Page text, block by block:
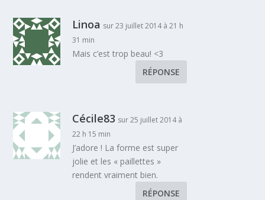
Linoa sur 23 juillet 2014 à 21 h
31 min
Mais c’est trop beau! <3
RÉPONSE
Cécile83 sur 25 juillet 2014 à
22 h 15 min
J’adore ! La forme est super
jolie et les « paillettes »
rendent vraiment bien.
RÉPONSE